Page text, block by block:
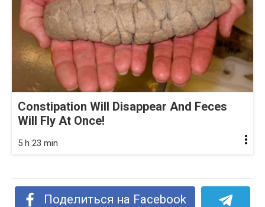
Constipation Will Disappear And Feces
Will Fly At Once!
5 h 23 min
Поделиться на Facebook